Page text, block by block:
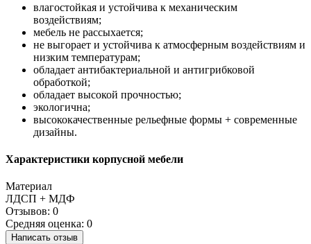
влагостойкая и устойчива к механическим
воздействиям;
мебель не рассыхается;
не выгорает и устойчива к атмосферным воздействиям и
низким температурам;
обладает антибактериальной и антигрибковой
обработкой;
обладает высокой прочностью;
экологична;
высококачественные рельефные формы + современные
дизайны.
Характеристики корпусной мебели
Материал
ЛДСП + МДФ
Отзывов: 0
Средняя оценка: 0
Написать отзыв